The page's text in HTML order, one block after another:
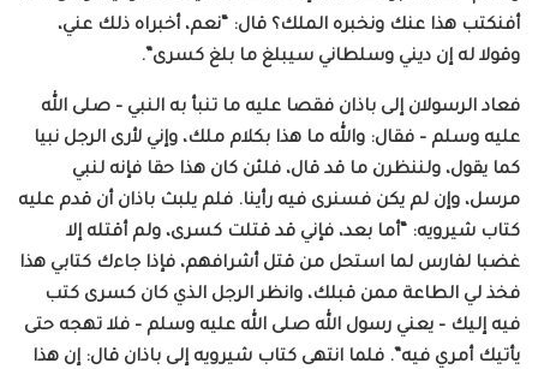
أفنكتب هذا عنك ونخبره الملك؟ قال: “نعم، أخبراه ذلك عني،
وقولا له إن ديني وسلطاني سيبلغ ما بلغ كسرى”.
فعاد الرسولان إلى باذان فقصا عليه ما تنبأ به النبي – صلى الله
عليه وسلم – فقال: والله ما هذا بكلام ملك، وإني لأرى الرجل نبيا
كما يقول، ولننظرن ما قد قال، فلئن كان هذا حقا فإنه لنبي
مرسل، وإن لم يكن فسنرى فيه رأينا. فلم يلبث باذان أن قدم عليه
كتاب شيرويه: “أما بعد، فإني قد قتلت كسرى، ولم أقتله إلا
غضبا لفارس لما استحل من قتل أشرافهم، فإذا جاءك كتابي هذا
فخذ لي الطاعة ممن قبلك، وانظر الرجل الذي كان كسرى كتب
فيه إليك – يعني رسول الله صلى الله عليه وسلم – فلا تهجه حتى
يأتيك أمري فيه”. فلما انتهى كتاب شيرويه إلى باذان قال: إن هذا